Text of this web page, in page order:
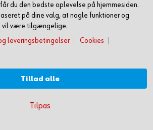
Så får du de seneste nyheder, gode
samt tips og tricks direkte i din
du den bedste oplevelse på hjemmesiden.
på dine valg, at nogle funktioner og
vil være tilgængelige.
leveringsbetingelser
Cookies
Tillad alle
Tilpas
TIL 50.000 PRODUKTER >